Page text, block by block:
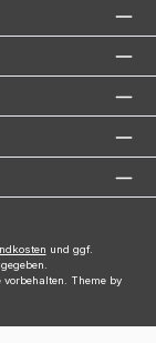
und ggf.
Theme by